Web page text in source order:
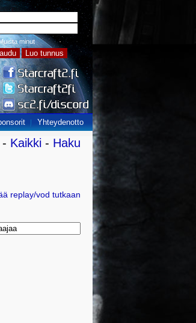
minut
Yhteydenotto
- Kaikki - Haku
replay/vod tutkaan